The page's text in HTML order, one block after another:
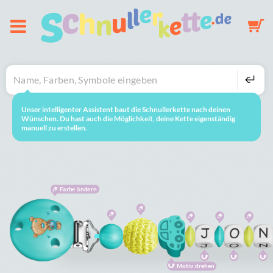
Schnullerkette
Schlüsselanhänger
Galerie
Warenkorb
Unser intelligenter Assistent baut die Schnullerkette nach deinen
Wünschen. Du hast auch die Möglichkeit, deine Kette eigenständig
manuell zu erstellen.
neustarten So geht's
Motiv drehen
Farbe ändern